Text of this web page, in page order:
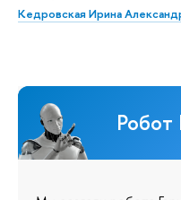
Кедровская Ирина
Робот